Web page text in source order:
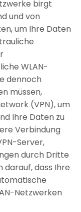
birgt
und von
um Ihre Daten
WLAN-
dennoch
müssen,
(VPN), um
Ihre Daten zu
Verbindung
Server,
durch Dritte
darauf, dass Ihre
Netzwerken